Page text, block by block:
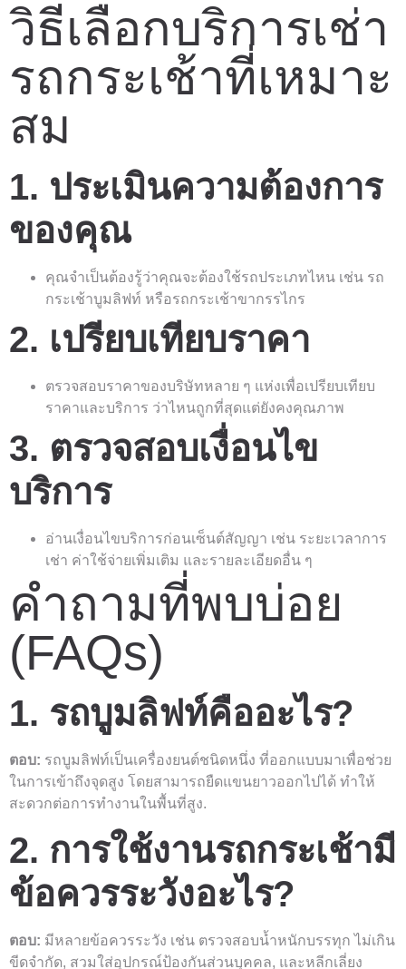
วิธีเลือกบริการเช่า
รถกระเช้าที่เหมาะ
สม
1. ประเมินความต้องการ
ของคุณ
คุณจำเป็นต้องรู้ว่าคุณจะต้องใช้รถประเภทไหน เช่น รถ
กระเช้าบูมลิฟท์ หรือรถกระเช้าขากรรไกร
2. เปรียบเทียบราคา
ตรวจสอบราคาของบริษัทหลาย ๆ แห่งเพื่อเปรียบเทียบ
ราคาและบริการ ว่าไหนถูกที่สุดแต่ยังคงคุณภาพ
3. ตรวจสอบเงื่อนไข
บริการ
อ่านเงื่อนไขบริการก่อนเซ็นต์สัญญา เช่น ระยะเวลาการ
เช่า ค่าใช้จ่ายเพิ่มเติม และรายละเอียดอื่น ๆ
คำถามที่พบบ่อย
(FAQs)
1. รถบูมลิฟท์คืออะไร?
ตอบ: รถบูมลิฟท์เป็นเครื่องยนต์ชนิดหนึ่ง ที่ออกแบบมาเพื่อช่วย
ในการเข้าถึงจุดสูง โดยสามารถยืดแขนยาวออกไปได้ ทำให้
สะดวกต่อการทำงานในพื้นที่สูง.
2. การใช้งานรถกระเช้ามี
ข้อควรระวังอะไร?
ตอบ: มีหลายข้อควรระวัง เช่น ตรวจสอบน้ำหนักบรรทุก ไม่เกิน
ขีดจำกัด, สวมใส่อุปกรณ์ป้องกันส่วนบุคคล, และหลีกเลี่ยง